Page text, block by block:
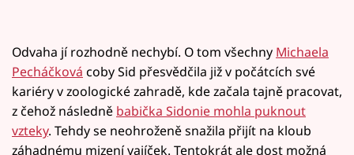
Odvaha jí rozhodně nechybí. O tom všechny Michaela
Pecháčková coby Sid přesvědčila již v počátcích své
kariéry v zoologické zahradě, kde začala tajně pracovat,
z čehož následně babička Sidonie mohla puknout
vzteky. Tehdy se neohroženě snažila přijít na kloub
záhadnému mizení vajíček. Tentokrát ale dost možná